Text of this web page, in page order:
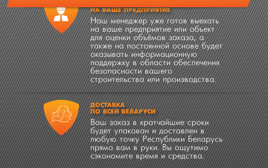
НА ВАШЕ ПРЕДПРИЯТИЕ
Наш менеджер уже готов выехать
на ваше предприятие или объект
для оценки объёмов заказа, а
также на постоянной основе будет
оказывать информационную
поддержку в области обеспечения
безопасности вашего
строительства или производства.
ДОСТАВКА
ПО ВСЕЙ БЕЛАРУСИ
Ваш заказ в кратчайшие сроки
будет упакован и доставлен в
любую точку Республики Беларусь
прямо вам в руки. Вы ощутимо
сэкономите время и средства.